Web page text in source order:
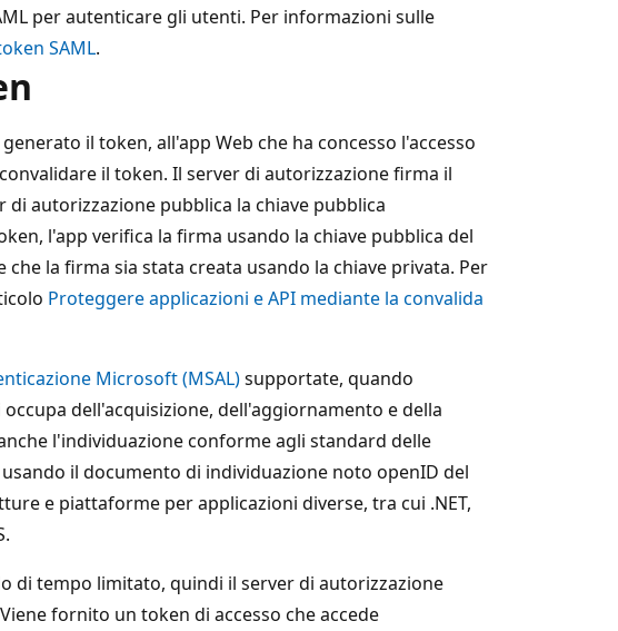
per autenticare gli utenti. Per informazioni sulle
SAML.
il token, all'app Web che ha concesso l'accesso
il token. Il server di autorizzazione firma il
autorizzazione pubblica la chiave pubblica
l'app verifica la firma usando la chiave pubblica del
la firma sia stata creata usando la chiave privata. Per
Proteggere applicazioni e API mediante la convalida
Microsoft (MSAL)supportate, quando
dell'acquisizione, dell'aggiornamento e della
l'individuazione conforme agli standard delle
il documento di individuazione noto openID del
e piattaforme per applicazioni diverse, tra cui .NET,
di tempo limitato, quindi il server di autorizzazione
fornito un token di accesso che accede